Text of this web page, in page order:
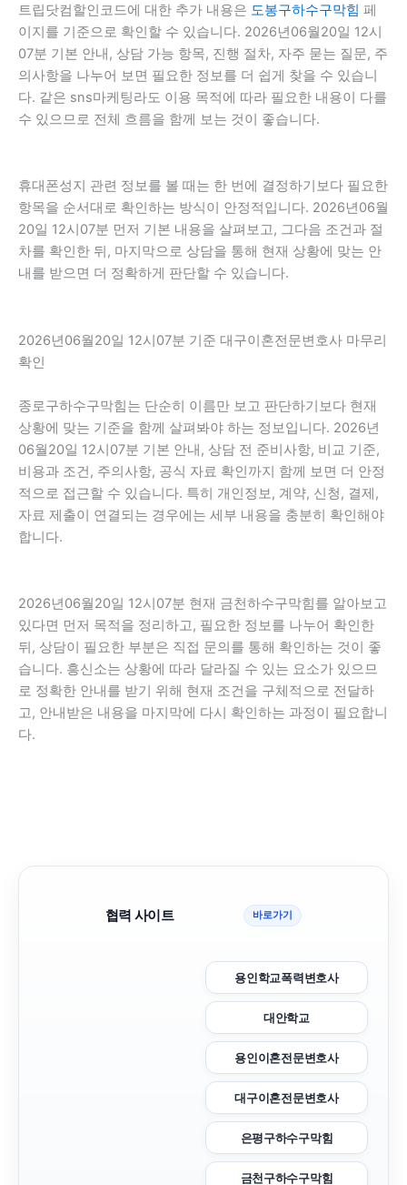
트립닷컴할인코드에 대한 추가 내용은 도봉구하수구막힘 페
이지를 기준으로 확인할 수 있습니다. 2026년06월20일 12시
07분 기본 안내, 상담 가능 항목, 진행 절차, 자주 묻는 질문, 주
의사항을 나누어 보면 필요한 정보를 더 쉽게 찾을 수 있습니
다. 같은 sns마케팅라도 이용 목적에 따라 필요한 내용이 다를
수 있으므로 전체 흐름을 함께 보는 것이 좋습니다.
휴대폰성지 관련 정보를 볼 때는 한 번에 결정하기보다 필요한
항목을 순서대로 확인하는 방식이 안정적입니다. 2026년06월
20일 12시07분 먼저 기본 내용을 살펴보고, 그다음 조건과 절
차를 확인한 뒤, 마지막으로 상담을 통해 현재 상황에 맞는 안
내를 받으면 더 정확하게 판단할 수 있습니다.
2026년06월20일 12시07분 기준 대구이혼전문변호사 마무리
확인
종로구하수구막힘는 단순히 이름만 보고 판단하기보다 현재
상황에 맞는 기준을 함께 살펴봐야 하는 정보입니다. 2026년
06월20일 12시07분 기본 안내, 상담 전 준비사항, 비교 기준,
비용과 조건, 주의사항, 공식 자료 확인까지 함께 보면 더 안정
적으로 접근할 수 있습니다. 특히 개인정보, 계약, 신청, 결제,
자료 제출이 연결되는 경우에는 세부 내용을 충분히 확인해야
합니다.
2026년06월20일 12시07분 현재 금천하수구막힘를 알아보고
있다면 먼저 목적을 정리하고, 필요한 정보를 나누어 확인한
뒤, 상담이 필요한 부분은 직접 문의를 통해 확인하는 것이 좋
습니다. 흥신소는 상황에 따라 달라질 수 있는 요소가 있으므
로 정확한 안내를 받기 위해 현재 조건을 구체적으로 전달하
고, 안내받은 내용을 마지막에 다시 확인하는 과정이 필요합니
다.
협력 사이트 바로가기
용인학교폭력변호사
대안학교
용인이혼전문변호사
대구이혼전문변호사
은평구하수구막힘
금천구하수구막힘